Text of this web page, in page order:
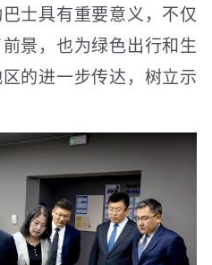
士具有重要意义，不仅
景，也为绿色出行和生
的进一步传达，树立示